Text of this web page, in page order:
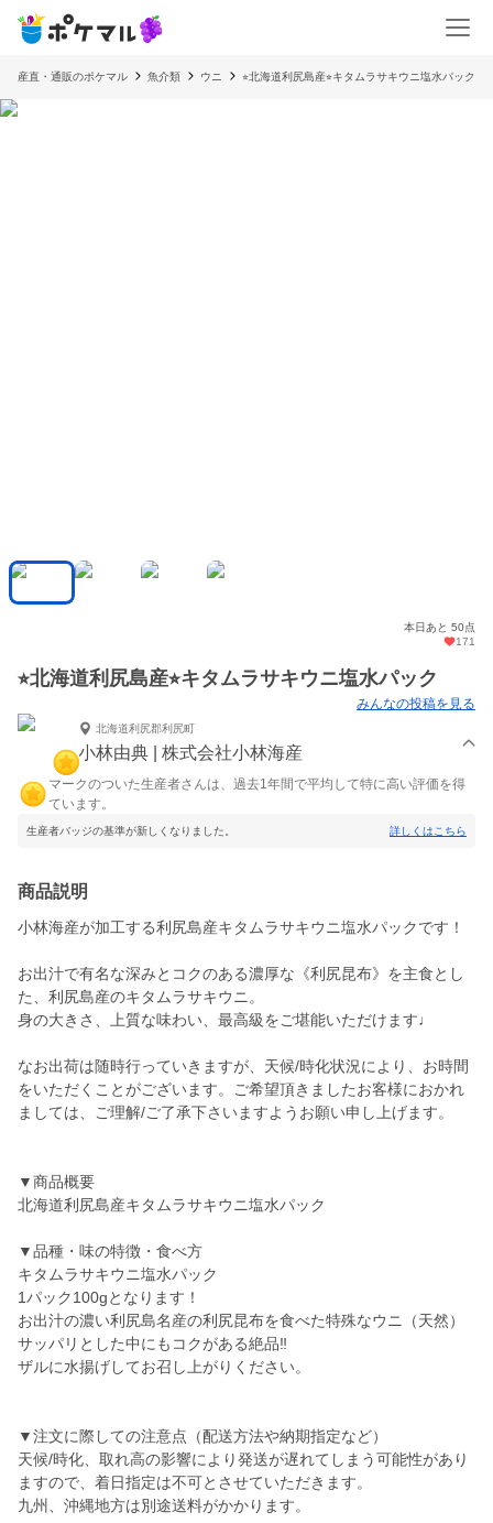
産直・通販のポケマル 魚介類 ウニ ⭐︎北海道利尻島産⭐︎キタムラサキウニ塩水パック
本日あと 50点
171
⭐︎北海道利尻島産⭐︎キタムラサキウニ塩水パック
みんなの投稿を見る
北海道利尻郡利尻町
小林由典 | 株式会社小林海産
マークのついた生産者さんは、過去1年間で平均して特に高い評価を得
ています。
生産者バッジの基準が新しくなりました。 詳しくはこちら
商品説明
小林海産が加工する利尻島産キタムラサキウニ塩水パックです！
お出汁で有名な深みとコクのある濃厚な《利尻昆布》を主食とし
た、利尻島産のキタムラサキウニ。
身の大きさ、上質な味わい、最高級をご堪能いただけます♩
なお出荷は随時行っていきますが、天候/時化状況により、お時間
をいただくことがございます。ご希望頂きましたお客様におかれ
ましては、ご理解/ご了承下さいますようお願い申し上げます。
▼商品概要
北海道利尻島産キタムラサキウニ塩水パック
▼品種・味の特徴・食べ方
キタムラサキウニ塩水パック
1パック100gとなります！
お出汁の濃い利尻島名産の利尻昆布を食べた特殊なウニ（天然）
サッパリとした中にもコクがある絶品‼︎
ザルに水揚げしてお召し上がりください。
▼注文に際しての注意点（配送方法や納期指定など）
天候/時化、取れ高の影響により発送が遅れてしまう可能性があり
ますので、着日指定は不可とさせていただきます。
九州、沖縄地方は別途送料がかかります。